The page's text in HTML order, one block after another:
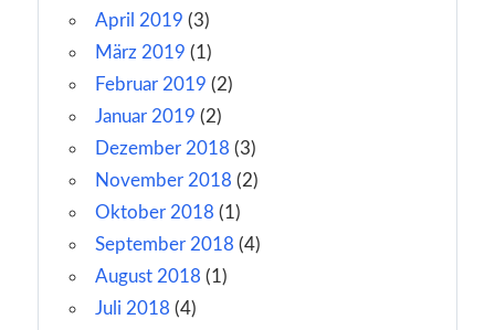
April 2019 (3)
März 2019 (1)
Februar 2019 (2)
Januar 2019 (2)
Dezember 2018 (3)
November 2018 (2)
Oktober 2018 (1)
September 2018 (4)
August 2018 (1)
Juli 2018 (4)